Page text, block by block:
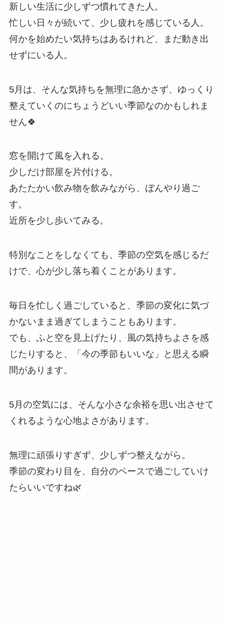
新しい生活に少しずつ慣れてきた人。
忙しい日々が続いて、少し疲れを感じている人。
何かを始めたい気持ちはあるけれど、まだ動き出
せずにいる人。
5月は、そんな気持ちを無理に急かさず、ゆっくり
整えていくのにちょうどいい季節なのかもしれま
せん🍀
窓を開けて風を入れる。
少しだけ部屋を片付ける。
あたたかい飲み物を飲みながら、ぼんやり過ご
す。
近所を少し歩いてみる。
特別なことをしなくても、季節の空気を感じるだ
けで、心が少し落ち着くことがあります。
毎日を忙しく過ごしていると、季節の変化に気づ
かないまま過ぎてしまうこともあります。
でも、ふと空を見上げたり、風の気持ちよさを感
じたりすると、「今の季節もいいな」と思える瞬
間があります。
5月の空気には、そんな小さな余裕を思い出させて
くれるような心地よさがあります。
無理に頑張りすぎず、少しずつ整えながら。
季節の変わり目を、自分のペースで過ごしていけ
たらいいですね🌿